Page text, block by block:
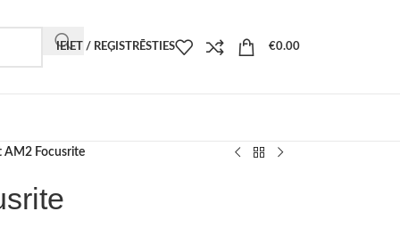
IEIET / REĢISTRĒSTIES €0.00
AM2 Focusrite